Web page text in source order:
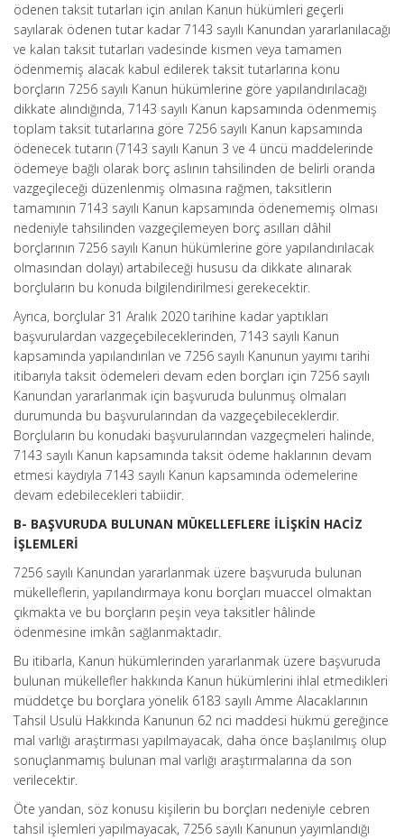
ödenen taksit tutarları için anılan Kanun hükümleri geçerli
sayılarak ödenen tutar kadar 7143 sayılı Kanundan yararlanılacağı
ve kalan taksit tutarları vadesinde kısmen veya tamamen
ödenmemiş alacak kabul edilerek taksit tutarlarına konu
borçların 7256 sayılı Kanun hükümlerine göre yapılandırılacağı
dikkate alındığında, 7143 sayılı Kanun kapsamında ödenmemiş
toplam taksit tutarlarına göre 7256 sayılı Kanun kapsamında
ödenecek tutarın (7143 sayılı Kanun 3 ve 4 üncü maddelerinde
ödemeye bağlı olarak borç aslının tahsilinden de belirli oranda
vazgeçileceği düzenlenmiş olmasına rağmen, taksitlerin
tamamının 7143 sayılı Kanun kapsamında ödenememiş olması
nedeniyle tahsilinden vazgeçilemeyen borç asılları dâhil
borçlarının 7256 sayılı Kanun hükümlerine göre yapılandırılacak
olmasından dolayı) artabileceği hususu da dikkate alınarak
borçluların bu konuda bilgilendirilmesi gerekecektir.
Ayrıca, borçlular 31 Aralık 2020 tarihine kadar yaptıkları
başvurulardan vazgeçebileceklerinden, 7143 sayılı Kanun
kapsamında yapılandırılan ve 7256 sayılı Kanunun yayımı tarihi
itibarıyla taksit ödemeleri devam eden borçları için 7256 sayılı
Kanundan yararlanmak için başvuruda bulunmuş olmaları
durumunda bu başvurularından da vazgeçebileceklerdir.
Borçluların bu konudaki başvurularından vazgeçmeleri halinde,
7143 sayılı Kanun kapsamında taksit ödeme haklarının devam
etmesi kaydıyla 7143 sayılı Kanun kapsamında ödemelerine
devam edebilecekleri tabiidir.
B- BAŞVURUDA BULUNAN MÜKELLEFLERE İLİŞKİN HACİZ
İŞLEMLERİ
7256 sayılı Kanundan yararlanmak üzere başvuruda bulunan
mükelleflerin, yapılandırmaya konu borçları muaccel olmaktan
çıkmakta ve bu borçların peşin veya taksitler hâlinde
ödenmesine imkân sağlanmaktadır.
Bu itibarla, Kanun hükümlerinden yararlanmak üzere başvuruda
bulunan mükellefler hakkında Kanun hükümlerini ihlal etmedikleri
müddetçe bu borçlara yönelik 6183 sayılı Amme Alacaklarının
Tahsil Usulü Hakkında Kanunun 62 nci maddesi hükmü gereğince
mal varlığı araştırması yapılmayacak, daha önce başlanılmış olup
sonuçlanmamış bulunan mal varlığı araştırmalarına da son
verilecektir.
Öte yandan, söz konusu kişilerin bu borçları nedeniyle cebren
tahsil işlemleri yapılmayacak, 7256 sayılı Kanunun yayımlandığı